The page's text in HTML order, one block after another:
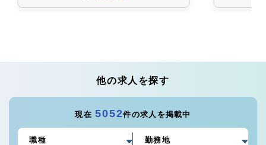
他の求人を探す
現在5052件の求人を掲載中